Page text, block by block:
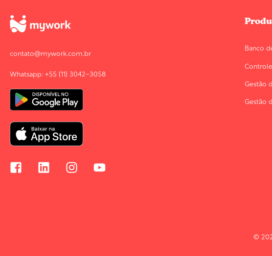
contato@mywork.com.br
Whatsapp: +55 (11) 3042-3058
Banco
Gestão
Gestão
©